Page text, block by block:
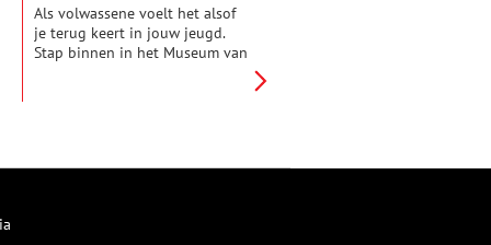
Als volwassene voelt het alsof
je terug keert in jouw jeugd.
Stap binnen in het Museum van